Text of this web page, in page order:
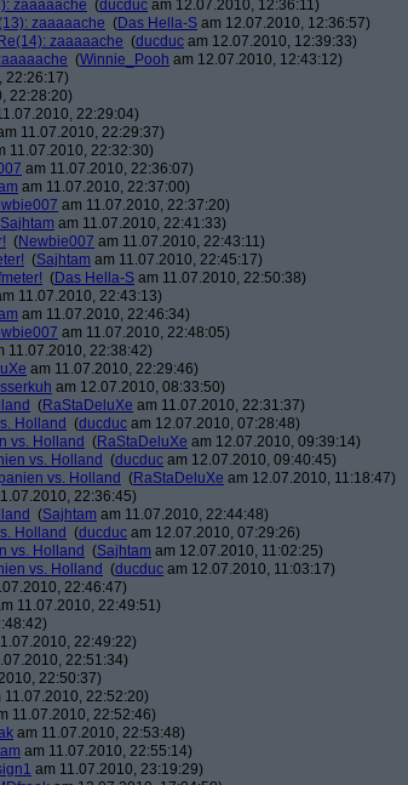
zaaaaache (ducduc am 12.07.2010, 12:36:11)
zaaaaache (Das Hella-S am 12.07.2010, 12:36:57)
Re(14): zaaaaache (ducduc am 12.07.2010, 12:39:33)
(Winnie_Pooh am 12.07.2010, 12:43:12)
22:26:17)
22:28:20)
22:29:04)
11.07.2010, 22:29:37)
11.07.2010, 22:32:30)
am 11.07.2010, 22:36:07)
am 11.07.2010, 22:37:00)
am 11.07.2010, 22:37:20)
Sajhtam am 11.07.2010, 22:41:33)
(Newbie007 am 11.07.2010, 22:43:11)
(Sajhtam am 11.07.2010, 22:45:17)
(Das Hella-S am 11.07.2010, 22:50:38)
11.07.2010, 22:43:13)
am 11.07.2010, 22:46:34)
am 11.07.2010, 22:48:05)
11.07.2010, 22:38:42)
am 11.07.2010, 22:29:46)
am 12.07.2010, 08:33:50)
(RaStaDeluXe am 11.07.2010, 22:31:37)
Holland (ducduc am 12.07.2010, 07:28:48)
vs. Holland (RaStaDeluXe am 12.07.2010, 09:39:14)
vs. Holland (ducduc am 12.07.2010, 09:40:45)
vs. Holland (RaStaDeluXe am 12.07.2010, 11:18:47)
22:36:45)
(Sajhtam am 11.07.2010, 22:44:48)
Holland (ducduc am 12.07.2010, 07:29:26)
vs. Holland (Sajhtam am 12.07.2010, 11:02:25)
vs. Holland (ducduc am 12.07.2010, 11:03:17)
22:46:47)
11.07.2010, 22:49:51)
22:49:22)
22:51:34)
22:50:37)
11.07.2010, 22:52:20)
11.07.2010, 22:52:46)
am 11.07.2010, 22:53:48)
am 11.07.2010, 22:55:14)
am 11.07.2010, 23:19:29)